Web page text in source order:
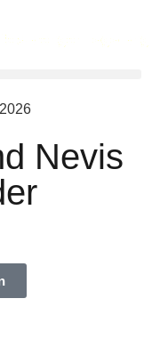
Nevis